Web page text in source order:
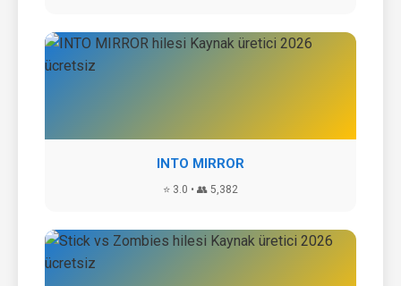
INTO MIRROR
⭐ 3.0 • 👥 5,382